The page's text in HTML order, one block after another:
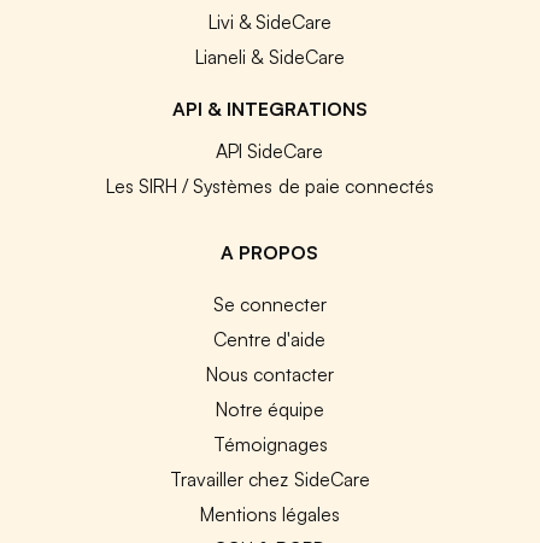
Livi & SideCare
Lianeli & SideCare
API & INTEGRATIONS
API SideCare
Les SIRH / Systèmes de paie connectés
A PROPOS
Se connecter
Centre d'aide
Nous contacter
Notre équipe
Témoignages
Travailler chez SideCare
Mentions légales